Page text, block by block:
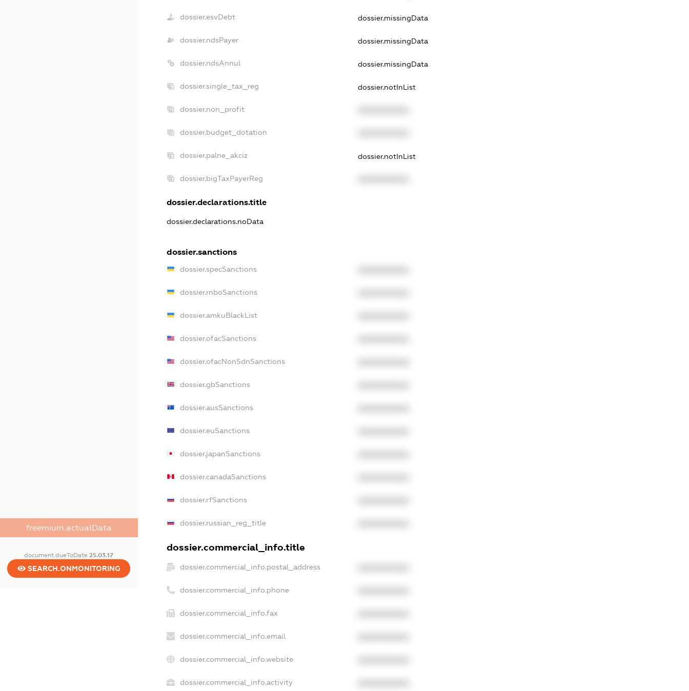
freemium.actualData
document.dueToDate25.03.17
SEARCH.ONMONITORING
dossier.esvDebt dossier.missingData
dossier.ndsPayer dossier.missingData
dossier.ndsAnnul dossier.missingData
dossier.single_tax_reg dossier.notInList
dossier.non_profit
dossier.budget_dotation
dossier.palne_akciz dossier.notInList
dossier.bigTaxPayerReg
dossier.declarations.title
dossier.declarations.noData
dossier.sanctions
dossier.specSanctions
dossier.rnboSanctions
dossier.amkuBlackList
dossier.ofacSanctions
dossier.ofacNonSdnSanctions
dossier.gbSanctions
dossier.ausSanctions
dossier.euSanctions
dossier.japanSanctions
dossier.canadaSanctions
dossier.rfSanctions
dossier.russian_reg_title
dossier.commercial_info.title
dossier.commercial_info.postal_address
dossier.commercial_info.phone
dossier.commercial_info.fax
dossier.commercial_info.email
dossier.commercial_info.website
dossier.commercial_info.activity